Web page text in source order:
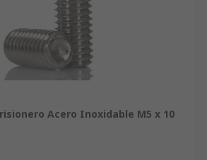
Acero Inoxidable M5 x 10